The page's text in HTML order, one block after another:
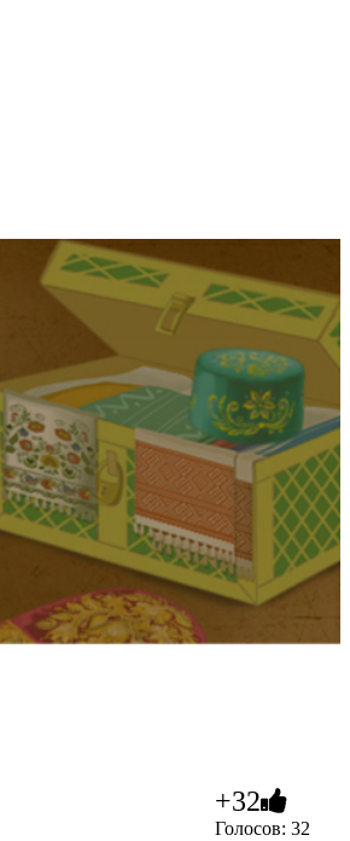
+32
Голосов: 32